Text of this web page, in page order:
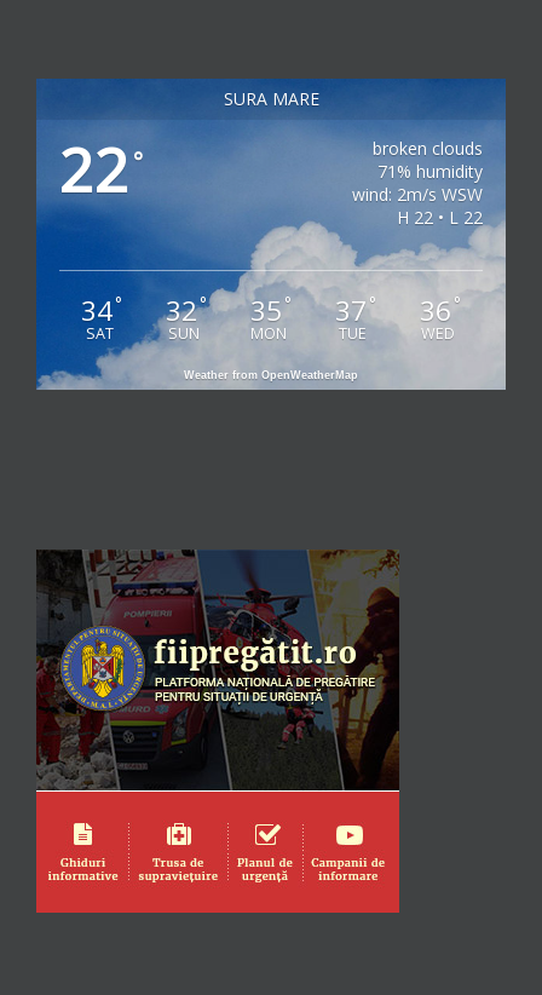
SURA MARE
22 °
broken clouds
71% humidity
wind: 2m/s WSW
H 22 • L 22
34°
SAT
32°
SUN
35°
MON
37 °
TUE
36 °
WED
Weather from OpenWeatherMap